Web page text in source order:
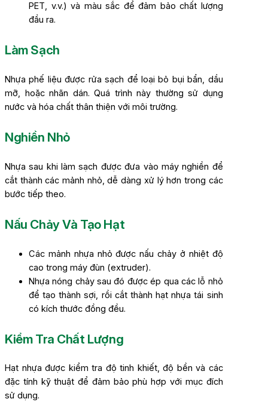
PET, v.v.) và màu sắc để đảm bảo chất lượng
đầu ra.
Làm Sạch
Nhựa phế liệu được rửa sạch để loại bỏ bụi bẩn, dầu
mỡ, hoặc nhãn dán. Quá trình này thường sử dụng
nước và hóa chất thân thiện với môi trường.
Nghiền Nhỏ
Nhựa sau khi làm sạch được đưa vào máy nghiền để
cắt thành các mảnh nhỏ, dễ dàng xử lý hơn trong các
bước tiếp theo.
Nấu Chảy Và Tạo Hạt
Các mảnh nhựa nhỏ được nấu chảy ở nhiệt độ
cao trong máy đùn (extruder).
Nhựa nóng chảy sau đó được ép qua các lỗ nhỏ
để tạo thành sợi, rồi cắt thành hạt nhựa tái sinh
có kích thước đồng đều.
Kiểm Tra Chất Lượng
Hạt nhựa được kiểm tra độ tinh khiết, độ bền và các
đặc tính kỹ thuật để đảm bảo phù hợp với mục đích
sử dụng.